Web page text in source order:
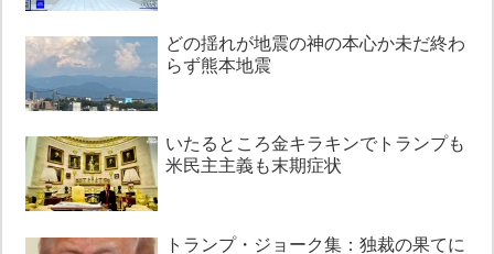
どの揺れが地震の神の本心か未だ終わ
らず熊本地震
いたるところ金キラキンでトランプも
米民主主義も末期症状
トランプ・ジョーク集：独裁の果てに